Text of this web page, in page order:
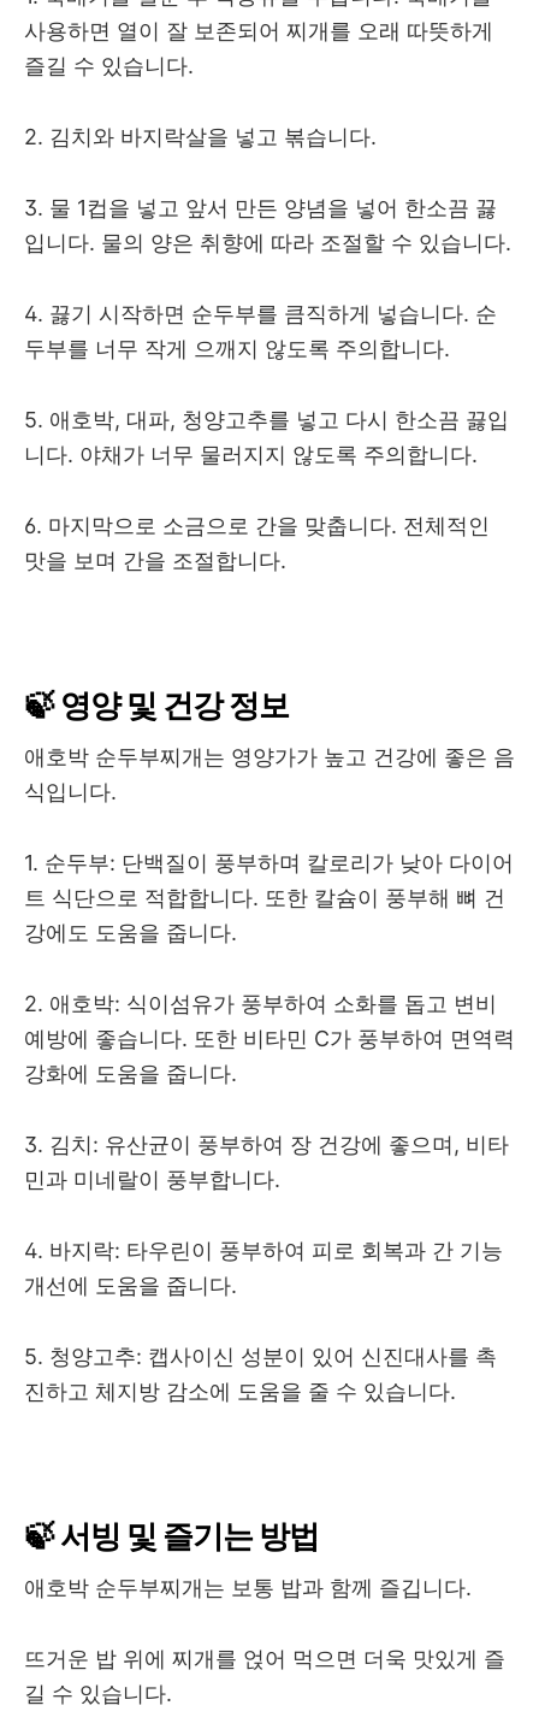
사용하면 열이 잘 보존되어 찌개를 오래 따뜻하게
즐길 수 있습니다.
2. 김치와 바지락살을 넣고 볶습니다.
3. 물 1컵을 넣고 앞서 만든 양념을 넣어 한소끔 끓
입니다. 물의 양은 취향에 따라 조절할 수 있습니다.
4. 끓기 시작하면 순두부를 큼직하게 넣습니다. 순
두부를 너무 작게 으깨지 않도록 주의합니다.
5. 애호박, 대파, 청양고추를 넣고 다시 한소끔 끓입
니다. 야채가 너무 물러지지 않도록 주의합니다.
6. 마지막으로 소금으로 간을 맞춥니다. 전체적인
맛을 보며 간을 조절합니다.
🍃 영양 및 건강 정보
애호박 순두부찌개는 영양가가 높고 건강에 좋은 음
식입니다.
1. 순두부: 단백질이 풍부하며 칼로리가 낮아 다이어
트 식단으로 적합합니다. 또한 칼슘이 풍부해 뼈 건
강에도 도움을 줍니다.
2. 애호박: 식이섬유가 풍부하여 소화를 돕고 변비
예방에 좋습니다. 또한 비타민 C가 풍부하여 면역력
강화에 도움을 줍니다.
3. 김치: 유산균이 풍부하여 장 건강에 좋으며, 비타
민과 미네랄이 풍부합니다.
4. 바지락: 타우린이 풍부하여 피로 회복과 간 기능
개선에 도움을 줍니다.
5. 청양고추: 캡사이신 성분이 있어 신진대사를 촉
진하고 체지방 감소에 도움을 줄 수 있습니다.
🍃 서빙 및 즐기는 방법
애호박 순두부찌개는 보통 밥과 함께 즐깁니다.
뜨거운 밥 위에 찌개를 얹어 먹으면 더욱 맛있게 즐
길 수 있습니다.